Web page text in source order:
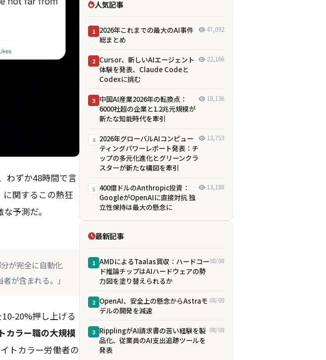
わずか48時間で言
に関するこの熱狂
予測だ。
が完全に自動化
が含まれる。」
20%押し上げる
カラー職の大規模
トカラー労働者の
人気記事
1 2026年これまでの最大のAI事件
総まとめ
47,092
2 Cursor、新しいAIエージェント
体験を発表、Claude Codeと
Codexに挑む
22,166
3 中国AI産業2026年の転換点：
6000社超の企業と1.2兆元規模が
新たな知能時代を牽引
18,136
4 2026年グローバルAIコンピュー
ティングパワーレポート発表：チ
ップの多元化進化とグリーンクラ
スターが新たな構図を牽引
13,753
5 400億ドルのAnthropic投資：
GoogleがOpenAIに直接対抗 独
立性保持は最大の懸念に
13,188
最新記事
1 AMDによるTaalas買収：ハードコー
ド推論チップはAIハードウェアの勢
力図を塗り替えられるか
08/08
2 OpenAI、安全上の懸念からAstraモ
デルの開発を減速
08/08
3 RipplingがAI請求書の苦い経験を製
品化、従業員のAI支出追跡ツールを
発表
08/08